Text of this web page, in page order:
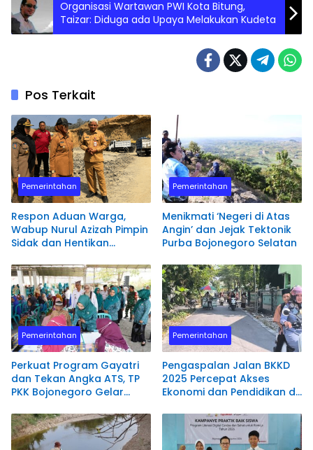
Organisasi Wartawan PWI Kota Bitung,
Taizar: Diduga ada Upaya Melakukan Kudeta
Pos Terkait
Pemerintahan
Respon Aduan Warga,
Wabup Nurul Azizah Pimpin
Sidak dan Hentikan
Tanah di Trucuk
Pemerintahan
Menikmati ‘Negeri di Atas
Angin’ dan Jejak Tektonik
Purba Bojonegoro Selatan
Pemerintahan
Perkuat Program Gayatri
dan Tekan Angka ATS, TP
PKK Bojonegoro Gelar
di Ngambon
Pemerintahan
Pengaspalan Jalan BKKD
2025 Percepat Akses
Ekonomi dan Pendidikan di